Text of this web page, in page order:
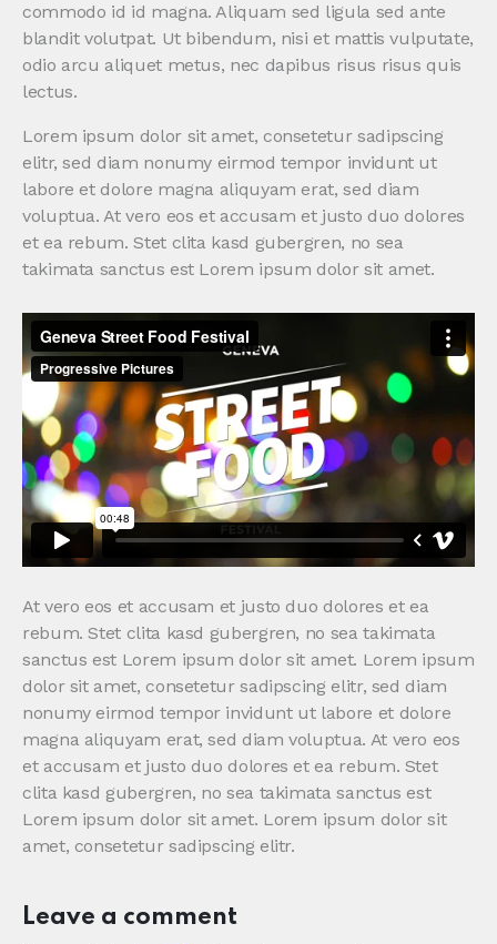
commodo id id magna. Aliquam sed ligula sed ante
blandit volutpat. Ut bibendum, nisi et mattis vulputate,
odio arcu aliquet metus, nec dapibus risus risus quis
lectus.
Lorem ipsum dolor sit amet, consetetur sadipscing
elitr, sed diam nonumy eirmod tempor invidunt ut
labore et dolore magna aliquyam erat, sed diam
voluptua. At vero eos et accusam et justo duo dolores
et ea rebum. Stet clita kasd gubergren, no sea
takimata sanctus est Lorem ipsum dolor sit amet.
At vero eos et accusam et justo duo dolores et ea
rebum. Stet clita kasd gubergren, no sea takimata
sanctus est Lorem ipsum dolor sit amet. Lorem ipsum
dolor sit amet, consetetur sadipscing elitr, sed diam
nonumy eirmod tempor invidunt ut labore et dolore
magna aliquyam erat, sed diam voluptua. At vero eos
et accusam et justo duo dolores et ea rebum. Stet
clita kasd gubergren, no sea takimata sanctus est
Lorem ipsum dolor sit amet. Lorem ipsum dolor sit
amet, consetetur sadipscing elitr.
Leave a comment